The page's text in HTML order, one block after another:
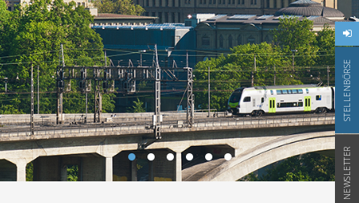
STELLENBÖRSE
NEWSLETTER